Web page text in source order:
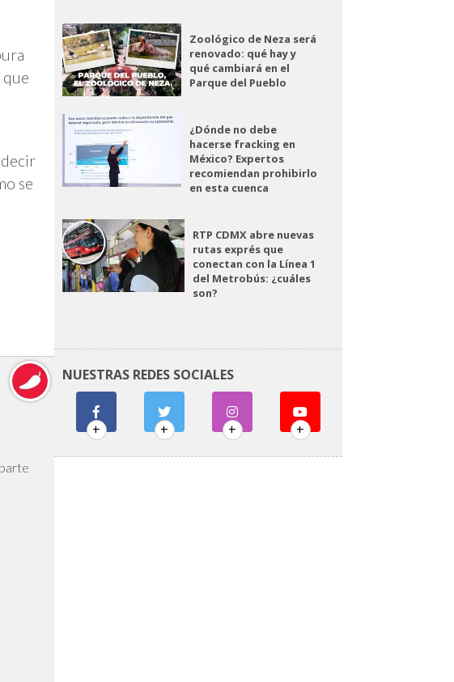
que
se
Zoológico de Neza será
renovado: qué hay y
qué cambiará en el
Parque del Pueblo
¿Dónde no debe
hacerse fracking en
México? Expertos
recomiendan prohibirlo
en esta cuenca
RTP CDMX abre nuevas
rutas exprés que
conectan con la Línea 1
del Metrobús: ¿cuáles
son?
NUESTRAS REDES SOCIALES
+ + + +